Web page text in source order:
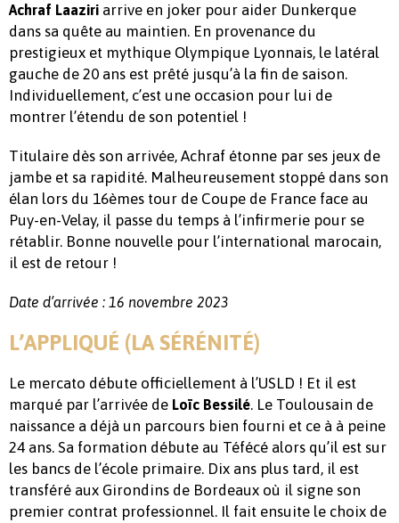
Achraf Laaziri arrive en joker pour aider Dunkerque
dans sa quête au maintien. En provenance du
prestigieux et mythique Olympique Lyonnais, le latéral
gauche de 20 ans est prêté jusqu’à la fin de saison.
Individuellement, c’est une occasion pour lui de
montrer l’étendu de son potentiel !
Titulaire dès son arrivée, Achraf étonne par ses jeux de
jambe et sa rapidité. Malheureusement stoppé dans son
élan lors du 16èmes tour de Coupe de France face au
Puy-en-Velay, il passe du temps à l’infirmerie pour se
rétablir. Bonne nouvelle pour l’international marocain,
il est de retour !
Date d’arrivée : 16 novembre 2023
L’APPLIQUÉ (LA SÉRÉNITÉ)
Le mercato débute officiellement à l’USLD ! Et il est
marqué par l’arrivée de Loïc Bessilé. Le Toulousain de
naissance a déjà un parcours bien fourni et ce à à peine
24 ans. Sa formation débute au Téfécé alors qu’il est sur
les bancs de l’école primaire. Dix ans plus tard, il est
transféré aux Girondins de Bordeaux où il signe son
premier contrat professionnel. Il fait ensuite le choix de